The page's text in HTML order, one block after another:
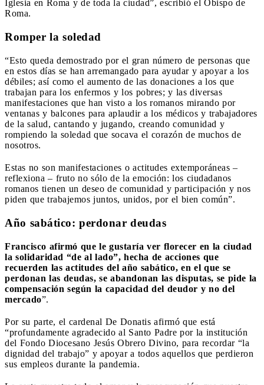
Iglesia en Roma y de toda la ciudad”, escribió el Obispo de
Roma.
Romper la soledad
“Esto queda demostrado por el gran número de personas que
en estos días se han arremangado para ayudar y apoyar a los
débiles; así como el aumento de las donaciones a los que
trabajan para los enfermos y los pobres; y las diversas
manifestaciones que han visto a los romanos mirando por
ventanas y balcones para aplaudir a los médicos y trabajadores
de la salud, cantando y jugando, creando comunidad y
rompiendo la soledad que socava el corazón de muchos de
nosotros.
Estas no son manifestaciones o actitudes extemporáneas –
reflexiona – fruto no sólo de la emoción: los ciudadanos
romanos tienen un deseo de comunidad y participación y nos
piden que trabajemos juntos, unidos, por el bien común”.
Año sabático: perdonar deudas
Francisco afirmó que le gustaría ver florecer en la ciudad
la solidaridad “de al lado”, hecha de acciones que
recuerden las actitudes del año sabático, en el que se
perdonan las deudas, se abandonan las disputas, se pide la
compensación según la capacidad del deudor y no del
mercado”.
Por su parte, el cardenal De Donatis afirmó que está
“profundamente agradecido al Santo Padre por la institución
del Fondo Diocesano Jesús Obrero Divino, para recordar “la
dignidad del trabajo” y apoyar a todos aquellos que perdieron
sus empleos durante la pandemia.